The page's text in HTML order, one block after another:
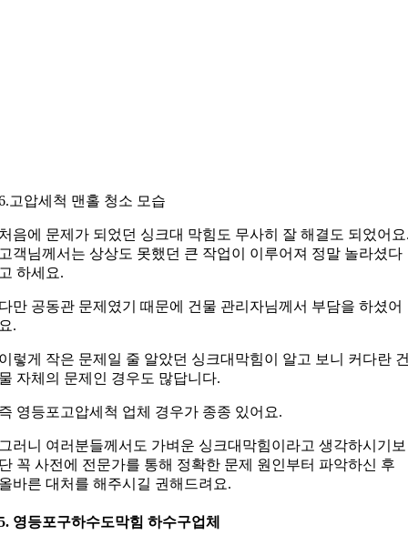
고압세척 맨홀 청소 모습
음에 문제가 되었던 싱크대 막힘도 무사히 잘 해결도 되었어
객님께서는 상상도 못했던 큰 작업이 이루어져 정말 놀라셨다
하세요.
만 공동관 문제였기 때문에 건물 관리자님께서 부담을 하셨어
.
렇게 작은 문제일 줄 알았던 싱크대막힘이 알고 보니 커다란
자체의 문제인 경우도 많답니다.
영등포고압세척 업체 경우가 종종 있어요.
러니 여러분들께서도 가벼운 싱크대막힘이라고 생각하시기보
꼭 사전에 전문가를 통해 정확한 문제 원인부터 파악하신 후
바른 대처를 해주시길 권해드려요.
영등포구하수도막힘 하수구업체